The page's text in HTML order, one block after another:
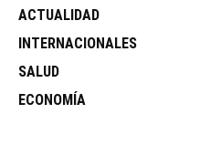
ACTUALIDAD
INTERNACIONALES
SALUD
ECONOMÍA